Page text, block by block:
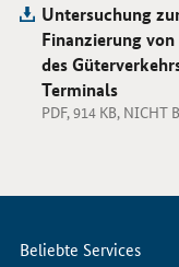
Untersuchung
Finanzierung
des
Terminals
PDF, 914 KB, NICHT
Servicemenü
Beliebte Services